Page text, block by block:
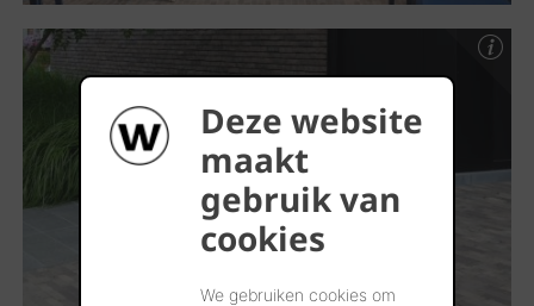
Deze website
maakt
gebruik van
cookies
We gebruiken cookies om